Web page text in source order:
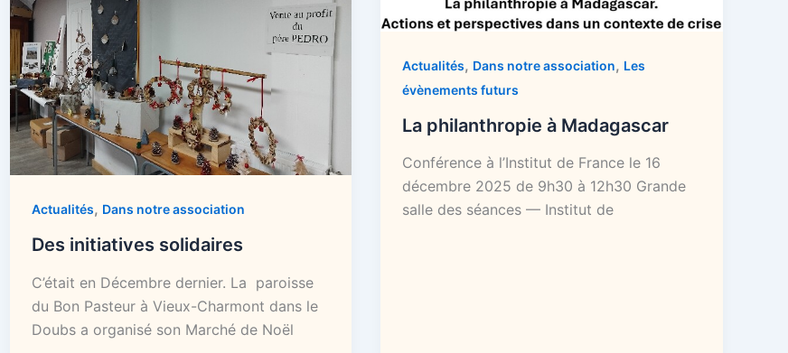
Actualités, Dans notre association
Des initiatives solidaires
C’était en Décembre dernier. La paroisse
du Bon Pasteur à Vieux-Charmont dans le
Doubs a organisé son Marché de Noël
Actualités, Dans notre association, Les
évènements futurs
La philanthropie à Madagascar
Conférence à l’Institut de France le 16
décembre 2025 de 9h30 à 12h30 Grande
salle des séances — Institut de